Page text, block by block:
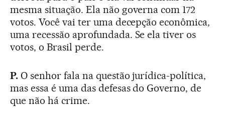
mesma situação. Ela não governa com 172
votos. Você vai ter uma decepção econômica,
uma recessão aprofundada. Se ela tiver os
votos, o Brasil perde.
P. O senhor fala na questão jurídica-política,
mas essa é uma das defesas do Governo, de
que não há crime.